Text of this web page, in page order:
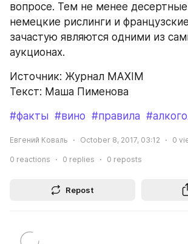
вопросе. Тем не менее
немецкие рислинги и
зачастую являются одними из
аукционах.
Источник: Журнал MAXIM
Текст: Маша Пименова
#факты #вино #правила
Евгений Коваль October 8, 2017, 03:12 0
0 reactions 0 replies 0 reposts
Repost